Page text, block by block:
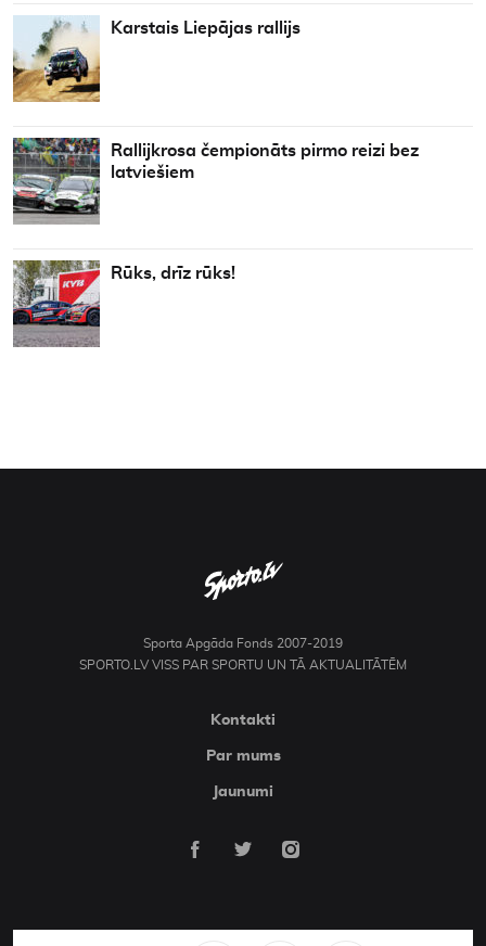
Karstais Liepājas rallijs
Rallijkrosa čempionāts pirmo reizi bez
latviešiem
Rūks, drīz rūks!
Sporta Apgāda Fonds 2007-2019
SPORTO.LV VISS PAR SPORTU UN TĀ AKTUALITĀTĒM
Kontakti
Par mums
Jaunumi